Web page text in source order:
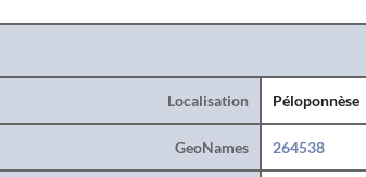
Localisation Péloponnèse
GeoNames 264538